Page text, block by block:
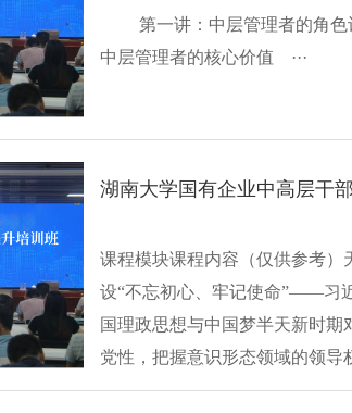
第一讲：中层管理者的角
中层管理者的核心价值 ···
湖南大学国有企业中高层干
课程模块课程内容（仅供参考）
设“不忘初心、牢记使命”——习
国理政思想与中国梦半天新时
党性，把握意识形态领域的领
党···